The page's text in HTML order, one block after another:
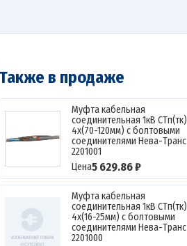
Также в продаже
Муфта кабельная
соединительная 1кВ СТп(тк)
4х(70-120мм) с болтовыми
соединителями Нева-Транс
2201001
Цена5 629.86 ₽
Муфта кабельная
соединительная 1кВ СТп(тк)
4х(16-25мм) с болтовыми
соединителями Нева-Транс
2201000